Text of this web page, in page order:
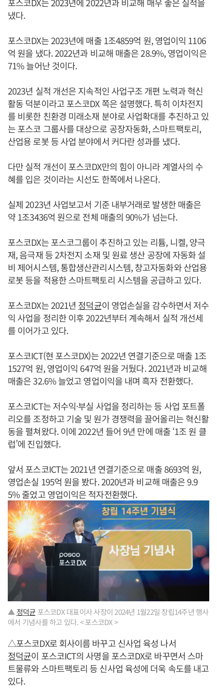
냈다.
포스코DX는 2023년에 매출 1조4859억 원, 영업이익 1106
억 원을 냈다. 2022년과 비교해 매출은 28.9%, 영업이익은
71% 늘어난 것이다.
2023년 실적 개선은 지속적인 사업구조 개편 노력과 혁신
활동 덕분이라고 포스코DX 쪽은 설명했다. 특히 이차전지
를 비롯한 친환경 미래소재 분야로 사업확대를 추진하고 있
는 포스코 그룹사를 대상으로 공장자동화, 스마트팩토리,
산업용 로봇 등 사업 분야에서 커다란 성과를 냈다.
다만 실적 개선이 포스코DX만의 힘이 아니라 계열사의 수
혜를 입은 것이라는 시선도 한쪽에서 나온다.
실제 2023년 사업보고서 기준 내부거래로 발생한 매출은
약 1조3436억 원으로 전체 매출의 90%가 넘는다.
포스코DX는 포스코그룹이 추진하고 있는 리튬, 니켈, 양극
재, 음극재 등 2차전지 소재 및 원료 생산 공장에 자동화 설
비 제어시스템, 통합생산관리시스템, 창고자동화와 산업용
로봇 등을 적용한 스마트팩토리 시스템을 공급하고 있다.
포스코DX는 2021년 정덕균이 영업손실을 감수하면서 저수
익 사업을 정리한 이후 2022년부터 계속해서 실적 개선세
를 이어가고 있다.
포스코ICT(현 포스코DX)는 2022년 연결기준으로 매출 1조
1527억 원, 영업이익 647억 원을 거뒀다. 2021년과 비교해
매출은 32.6% 늘었고 영업이익을 내며 흑자 전환했다.
포스코ICT는 저수익·부실 사업을 정리하는 등 사업 포트폴
리오를 조정하고 기술 및 원가 경쟁력을 끌어올리는 혁신활
동을 펼쳐왔다. 이에 2022년 들어 9년 만에 매출 ‘1조 원 클
럽’에 진입했다.
앞서 포스코ICT는 2021년 연결기준으로 매출 8693억 원,
영업손실 195억 원을 봤다. 2020년과 비교해 매출은 9.9
5% 줄었고 영업이익은 적자전환했다.
▲ 정덕균 포스코DX 대표이사 사장이 2024년 1월22일 창립14주년 행사
에서 기념사를 하고 있다. < 포스코DX >
△포스코DX로 회사이름 바꾸고 신사업 육성 나서
정덕균이 포스코ICT의 사명을 포스코DX로 바꾸면서 스마
트물류와 스마트팩토리 등 신사업 육성에 더욱 속도를 내고
있다.